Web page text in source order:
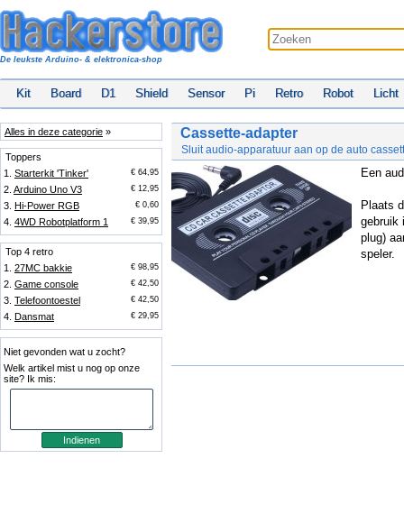
De leukste Arduino- & elektronica-shop
Kit Board D1 Shield Sensor Pi Retro Robot Licht
Alles in deze categorie »
Toppers
1. Starterkit 'Tinker' € 64,95
2. Arduino Uno V3 € 12,95
3. Hi-Power RGB € 0,60
4. 4WD Robotplatform 1 € 39,95
Top 4 retro
1. 27MC bakkie € 98,95
2. Game console € 42,50
3. Telefoontoestel € 42,50
4. Dansmat € 29,95
Niet gevonden wat u zocht?
Welk artikel mist u nog op onze
site? Ik mis:
Cassette-adapter
Sluit audio-apparatuur aan op de auto
Een
Plaats
gebruik
plug)
speler.